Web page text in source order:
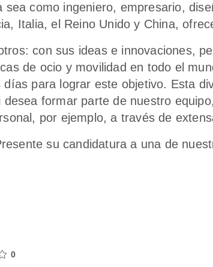
sea como ingeniero, empresario,
Italia, el Reino Unido y China,
con sus ideas e innovaciones,
de ocio y movilidad en todo el
días para lograr este objetivo. Esta
desea formar parte de nuestro
por ejemplo, a través de
su candidatura a una de
0